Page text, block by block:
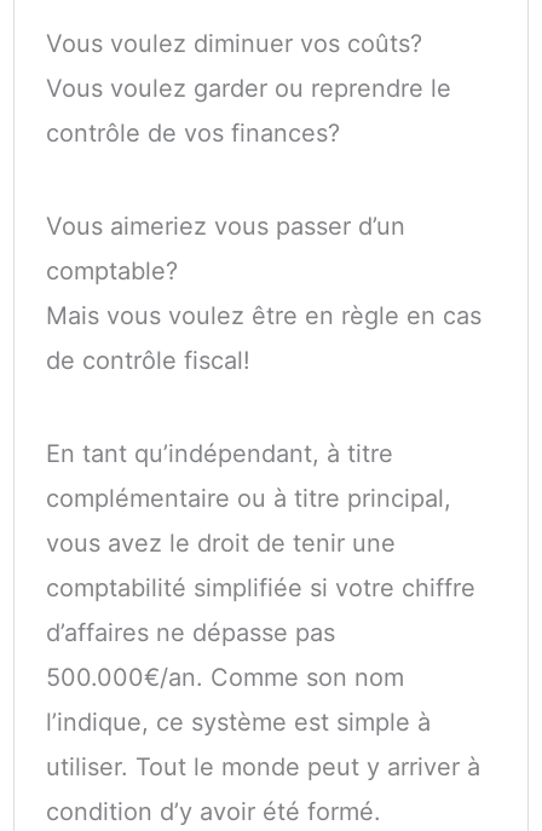
Vous voulez diminuer vos coûts?
Vous voulez garder ou reprendre le
contrôle de vos finances?
Vous aimeriez vous passer d’un
comptable?
Mais vous voulez être en règle en cas
de contrôle fiscal!
En tant qu’indépendant, à titre
complémentaire ou à titre principal,
vous avez le droit de tenir une
comptabilité simplifiée si votre chiffre
d’affaires ne dépasse pas
500.000€/an. Comme son nom
l’indique, ce système est simple à
utiliser. Tout le monde peut y arriver à
condition d’y avoir été formé.